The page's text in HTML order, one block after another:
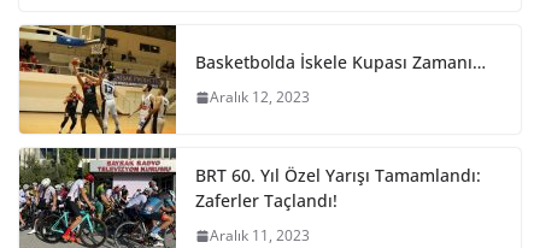
Basketbolda İskele Kupası Zamanı…
Aralık 12, 2023
BRT 60. Yıl Özel Yarışı Tamamlandı:
Zaferler Taçlandı!
Aralık 11, 2023